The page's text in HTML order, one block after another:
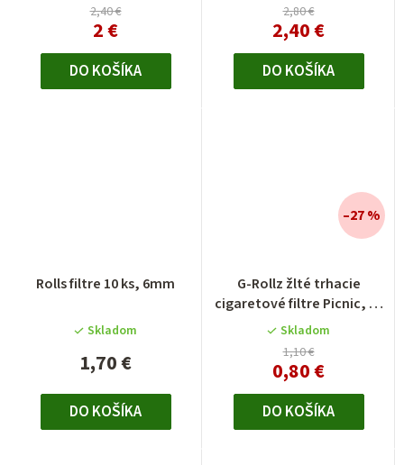
2,40 €
2 €
DO KOŠÍKA
2,80 €
2,40 €
DO KOŠÍKA
Rolls filtre 10 ks, 6mm
Skladom
1,70 €
DO KOŠÍKA
G-Rollz žlté trhacie
cigaretové filtre Picnic, 50
ks
Skladom
1,10 €
0,80 €
–27 %
DO KOŠÍKA